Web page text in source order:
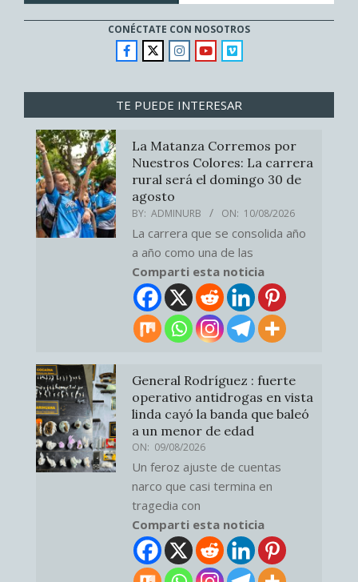
CONÉCTATE CON NOSOTROS
TE PUEDE INTERESAR
La Matanza Corremos por
Nuestros Colores: La carrera
rural será el domingo 30 de
agosto
BY: ADMINURB ON: 10/08/2026
La carrera que se consolida año
a año como una de las
Comparti esta noticia
General Rodríguez : fuerte
operativo antidrogas en vista
linda cayó la banda que baleó
a un menor de edad
ON: 09/08/2026
Un feroz ajuste de cuentas
narco que casi termina en
tragedia con
Comparti esta noticia